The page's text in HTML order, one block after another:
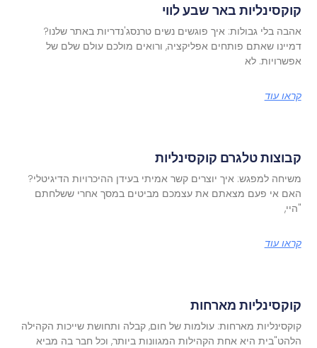
קוקסינליות באר שבע לווי
אהבה בלי גבולות: איך פוגשים נשים טרנסג'נדריות באתר שלנו?
דמיינו שאתם פותחים אפליקציה, ורואים מולכם עולם שלם של
אפשרויות. לא
קראו עוד
קבוצות טלגרם קוקסינליות
משיחה למפגש: איך יוצרים קשר אמיתי בעידן ההיכרויות הדיגיטלי?
האם אי פעם מצאתם את עצמכם מביטים במסך אחרי ששלחתם
"היי,
קראו עוד
קוקסינליות מארחות
קוקסינליות מארחות: עולמות של חום, קבלה ותחושת שייכות הקהילה
הלהט"בית היא אחת הקהילות המגוונות ביותר, וכל חבר בה מביא